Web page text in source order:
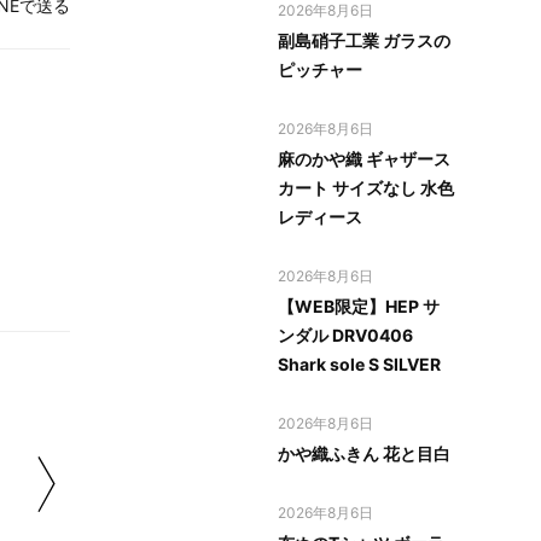
で送る 2026年8月6日
副島硝子工業 ガラスの
ピッチャー
2026年8月6日
麻のかや織 ギャザース
カート サイズなし 水色
レディース
2026年8月6日
【WEB限定】HEP サ
ンダル DRV0406
Shark sole S SILVER
2026年8月6日
かや織ふきん 花と目白
2026年8月6日